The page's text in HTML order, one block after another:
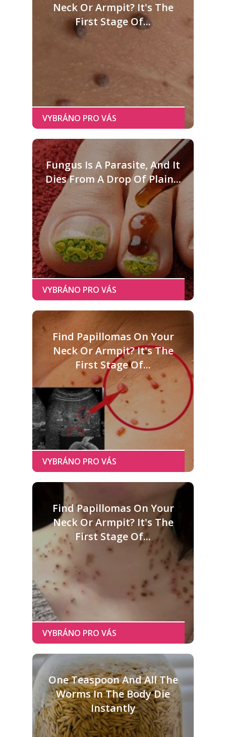
Neck Or Armpit? It's The
First Stage Of...
Fungus Is A Parasite, And It
Dies From A Drop Of Plain...
Find Papillomas On Your
Neck Or Armpit? It's The
First Stage Of...
Find Papillomas On Your
Neck Or Armpit? It's The
First Stage Of...
One Teaspoon And All The
Worms In The Body Die
Instantly